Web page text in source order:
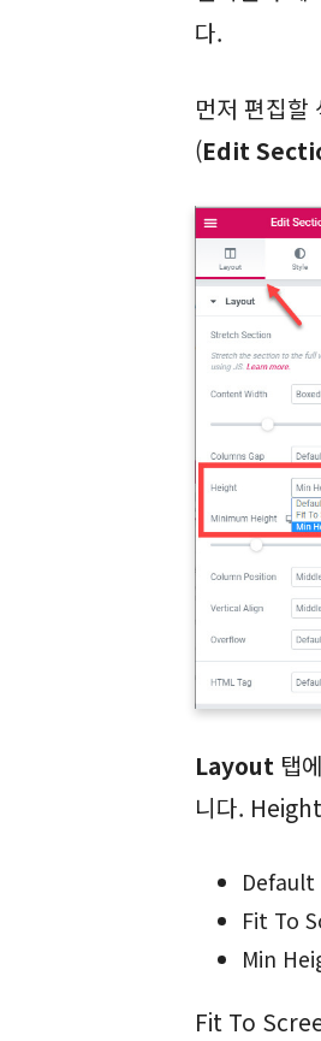
다.
먼저 편집할
(Edit
Layout 탭
니다.
Default
Fit To
Min
Fit To